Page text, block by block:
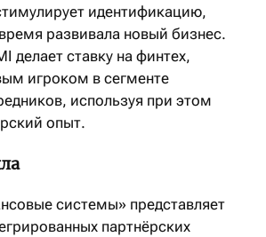
идентификацию,
развивала новый бизнес.
делает ставку на финтех,
игроком в сегменте
используя при этом
опыт.
системы» представляет
партнёрских